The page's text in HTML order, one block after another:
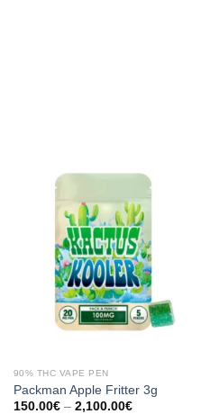
90% THC VAPE PEN
Packman Apple Fritter 3g
150.00€ – 2,100.00€Preisspanne: